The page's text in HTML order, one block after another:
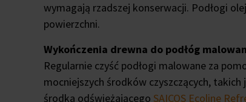
wymagają rzadszej konserwacji. Podłogi
powierzchni.
Wykończenia drewna do podłóg
Regularnie czyść podłogi malowane za
mocniejszych środków czyszczących, takich
środka odświeżającego SAICOS Ecoline